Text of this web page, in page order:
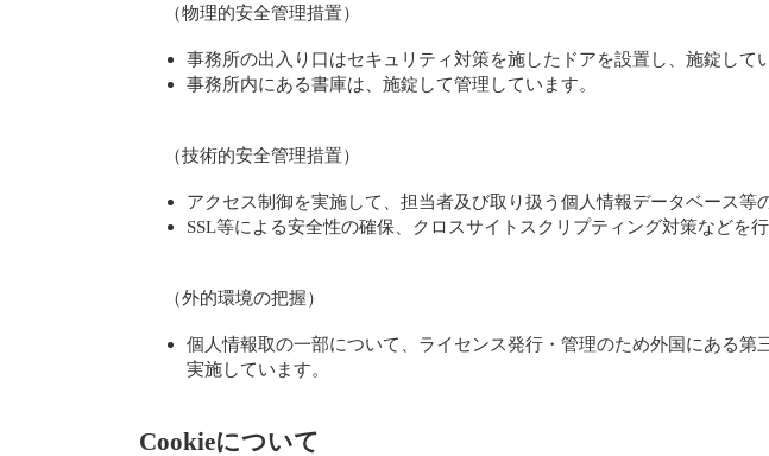
（物理的安全管理措置）
事務所の出入り口はセキュリティ対策を施したドアを設置し、施錠して
事務所内にある書庫は、施錠して管理しています。
（技術的安全管理措置）
アクセス制御を実施して、担当者及び取り扱う個人情報データベース等
SSL等による安全性の確保、クロスサイトスクリプティング対策などを行
（外的環境の把握）
個人情報取の一部について、ライセンス発行・管理のため外国にある
実施しています。
Cookieについて